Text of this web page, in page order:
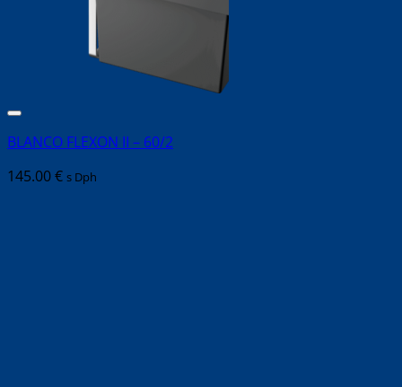
BLANCO FLEXON II – 60/2
145.00€ s Dph